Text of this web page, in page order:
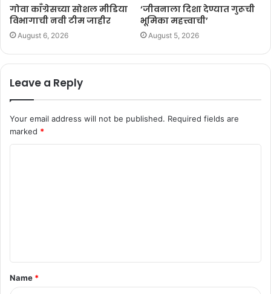
गोवा काँग्रेसच्या सोशल मीडिया
विभागाची नवी टीम जाहीर
August 6, 2026
‘जीवनाला दिशा देण्यात गुरूची
भूमिका महत्त्वाची’
August 5, 2026
Leave a Reply
Your email address will not be published. Required fields are
marked *
t
*
Name *